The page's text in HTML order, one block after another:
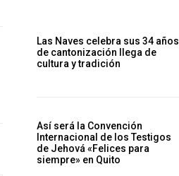
Las Naves celebra sus 34 años
de cantonización llega de
cultura y tradición
Así será la Convención
Internacional de los Testigos
de Jehová «Felices para
siempre» en Quito